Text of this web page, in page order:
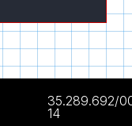
35.289.692/
14